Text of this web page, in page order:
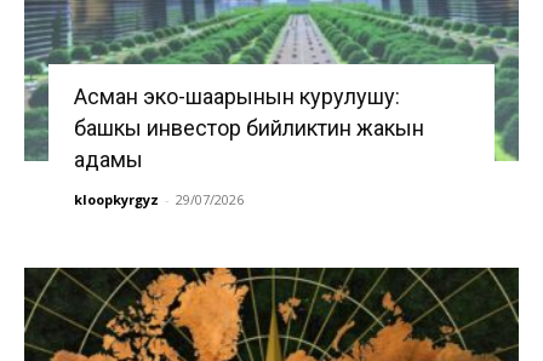
Асман эко-шаарынын курулушу:
башкы инвестор бийликтин жакын
адамы
kloopkyrgyz - 29/07/2026